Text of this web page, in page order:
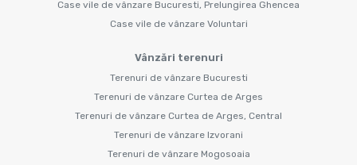
Case vile de vânzare Bucuresti, Prelungirea Ghencea
Case vile de vânzare Voluntari
Vânzări terenuri
Terenuri de vânzare Bucuresti
Terenuri de vânzare Curtea de Arges
Terenuri de vânzare Curtea de Arges, Central
Terenuri de vânzare Izvorani
Terenuri de vânzare Mogosoaia